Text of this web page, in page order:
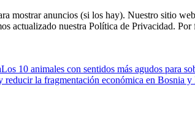
mostrar anuncios (si los hay). Nuestro sitio
actualizado nuestra Política de Privacidad.
Los 10 animales con sentidos más agudos para
la fragmentación económica en Bosnia y